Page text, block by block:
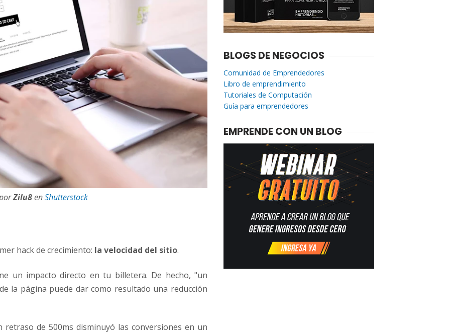
Zilu8enShutterstock
hack de crecimiento: la velocidad del sitio.
un impacto directo en tu billetera. De hecho, "un
la página puede dar como resultado una reducción
de 500ms disminuyó las conversiones en un
BLOGS DE NEGOCIOS
Comunidad de Emprendedores
Libro de emprendimiento
Tutoriales de Computación
Guía para emprendedores
EMPRENDE CON UN BLOG